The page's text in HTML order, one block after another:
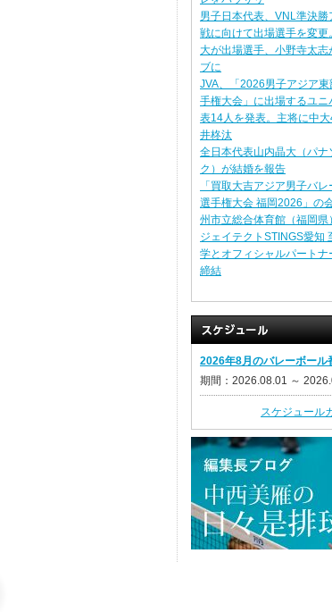
男子日本代表、VNL準決勝
戦に向けて出場選手を変更
大が出場選手、小野寺太志
ブに
JVA、「2026男子アジア東
手権大会」に出場するユニ
表14人を発表。主将に中
井柊汰
全日本代表山内晶大（パナ
ク）が結婚を報告
「買取大吉アジア男子バ
選手権大会 福岡2026」の
州市立総合体育館（福岡県
ジェイテクトSTINGS愛知
学とオフィシャルパートナ
締結
2026年8月のバレーボール
期間：2026.08.01 ～
スケジュール